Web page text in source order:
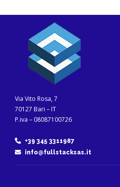
Via Vito Rosa, 7
70127 Bari – IT
P.iva – 08087100726
+39 345 3311987
info@fullstacksas.it